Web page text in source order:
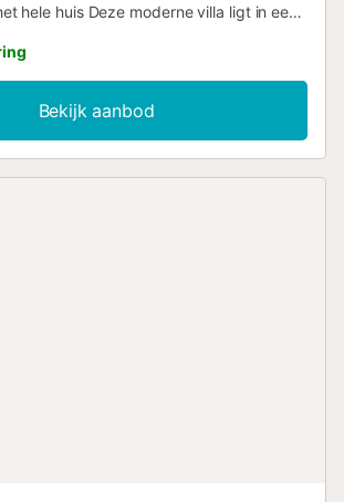
hele huis Deze moderne villa ligt in een
luxe huis heeft 5 slaapkamers met
heeft een moderne airconditioning,
uitzicht op zee en de bergen incl. Fi.
in twee verdiepingen. Boven zijn 3
badkamer "en suite" en een apart toilet.
Bekijk aanbod